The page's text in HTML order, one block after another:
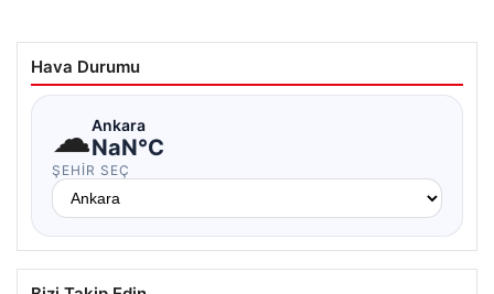
Hava Durumu
☁Ankara
NaN°C
ŞEHIR SEÇ